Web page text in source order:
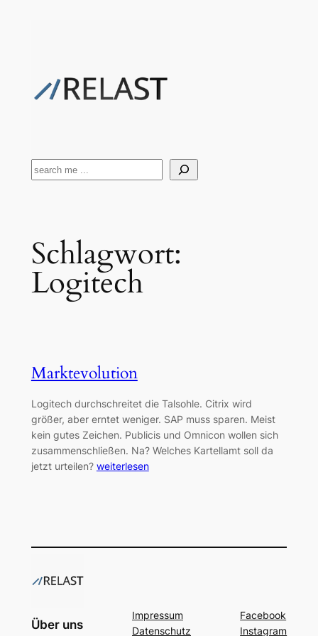
Suchen
Schlagwort:
Logitech
Marktevolution
Logitech durchschreitet die Talsohle. Citrix wird
größer, aber erntet weniger. SAP muss sparen. Meist
kein gutes Zeichen. Publicis und Omnicon wollen sich
zusammenschließen. Na? Welches Kartellamt soll da
jetzt urteilen? weiterlesen
Über uns
Impressum
Datenschutz
Facebook
Instagram